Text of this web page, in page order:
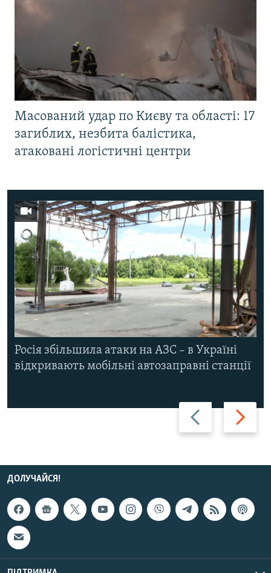
Масований удар по Києву та області: 17
загиблих, незбита балістика,
атаковані логістичні центри
Назад Вперед
Росія збільшила атаки на АЗС – в Україні
відкривають мобільні автозаправні станції
ДОЛУЧАЙСЯ!